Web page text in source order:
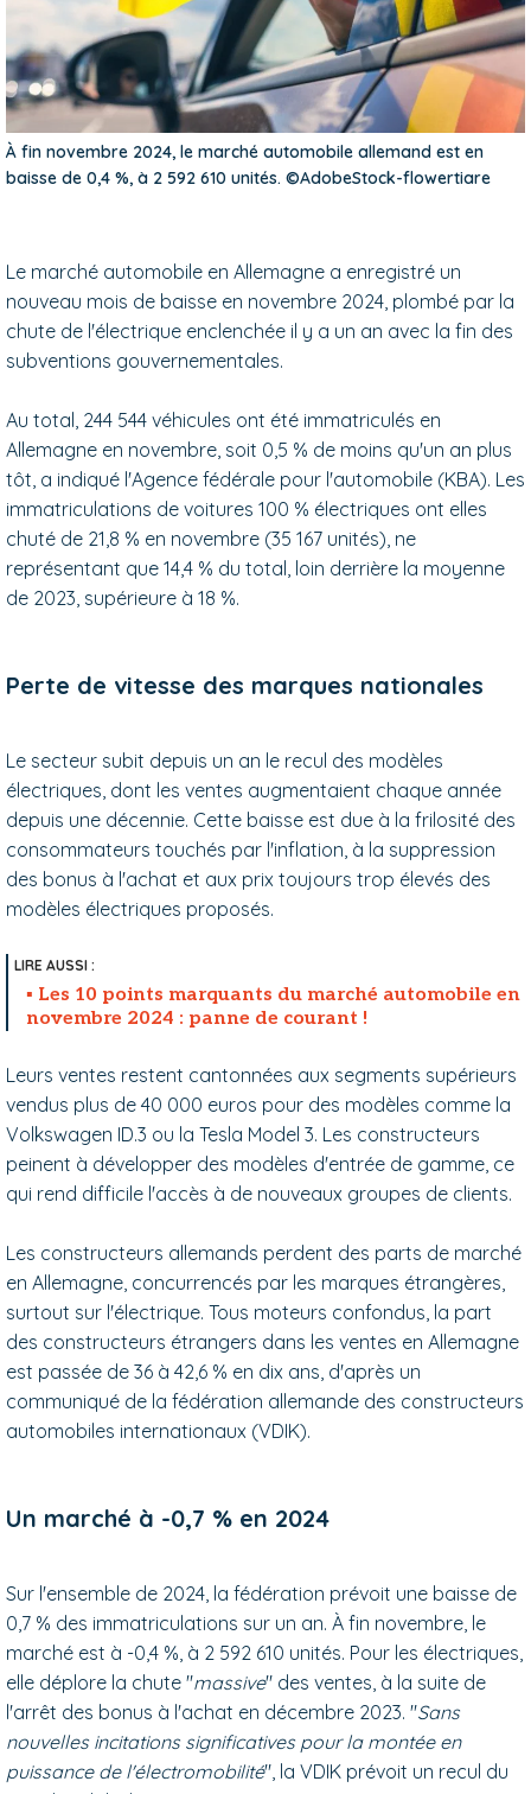
À fin novembre 2024, le marché automobile allemand est en
baisse de 0,4 %, à 2 592 610 unités. ©AdobeStock-flowertiare
Le marché automobile en Allemagne a enregistré un
nouveau mois de baisse en novembre 2024, plombé par la
chute de l'électrique enclenchée il y a un an avec la fin des
subventions gouvernementales.
Au total, 244 544 véhicules ont été immatriculés en
Allemagne en novembre, soit 0,5 % de moins qu'un an plus
tôt, a indiqué l'Agence fédérale pour l'automobile (KBA). Les
immatriculations de voitures 100 % électriques ont elles
chuté de 21,8 % en novembre (35 167 unités), ne
représentant que 14,4 % du total, loin derrière la moyenne
de 2023, supérieure à 18 %.
Perte de vitesse des marques nationales
Le secteur subit depuis un an le recul des modèles
électriques, dont les ventes augmentaient chaque année
depuis une décennie. Cette baisse est due à la frilosité des
consommateurs touchés par l'inflation, à la suppression
des bonus à l'achat et aux prix toujours trop élevés des
modèles électriques proposés.
Les 10 points marquants du marché automobile en
novembre 2024 : panne de courant !
Leurs ventes restent cantonnées aux segments supérieurs
vendus plus de 40 000 euros pour des modèles comme la
Volkswagen ID.3 ou la Tesla Model 3. Les constructeurs
peinent à développer des modèles d'entrée de gamme, ce
qui rend difficile l'accès à de nouveaux groupes de clients.
Les constructeurs allemands perdent des parts de marché
en Allemagne, concurrencés par les marques étrangères,
surtout sur l'électrique. Tous moteurs confondus, la part
des constructeurs étrangers dans les ventes en Allemagne
est passée de 36 à 42,6 % en dix ans, d'après un
communiqué de la fédération allemande des constructeurs
automobiles internationaux (VDIK).
Un marché à -0,7 % en 2024
Sur l'ensemble de 2024, la fédération prévoit une baisse de
0,7 % des immatriculations sur un an. À fin novembre, le
marché est à -0,4 %, à 2 592 610 unités. Pour les électriques,
elle déplore la chute "massive" des ventes, à la suite de
l'arrêt des bonus à l'achat en décembre 2023. "Sans
nouvelles incitations significatives pour la montée en
puissance de l'électromobilité", la VDIK prévoit un recul du